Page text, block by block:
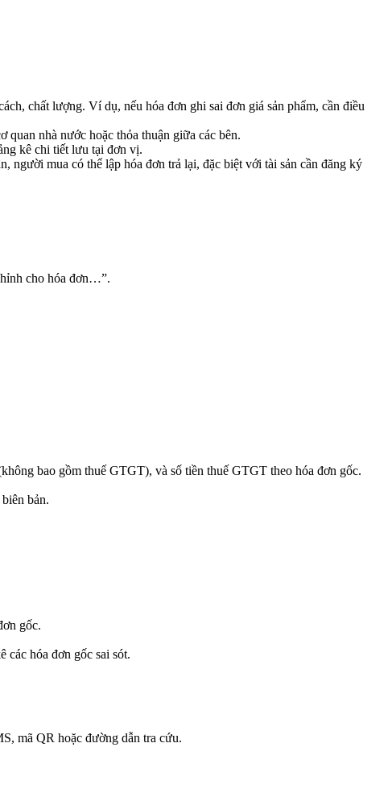
chất lượng. Ví dụ, nếu hóa đơn ghi sai đơn giá sản phẩm, cần điều
quan nhà nước hoặc thỏa thuận giữa các bên.
kê chi tiết lưu tại đơn vị.
người mua có thể lập hóa đơn trả lại, đặc biệt với tài sản cần đăng ký
cho hóa đơn…”.
bao gồm thuế GTGT), và số tiền thuế GTGT theo hóa đơn gốc.
bản.
gốc.
hóa đơn gốc sai sót.
mã QR hoặc đường dẫn tra cứu.